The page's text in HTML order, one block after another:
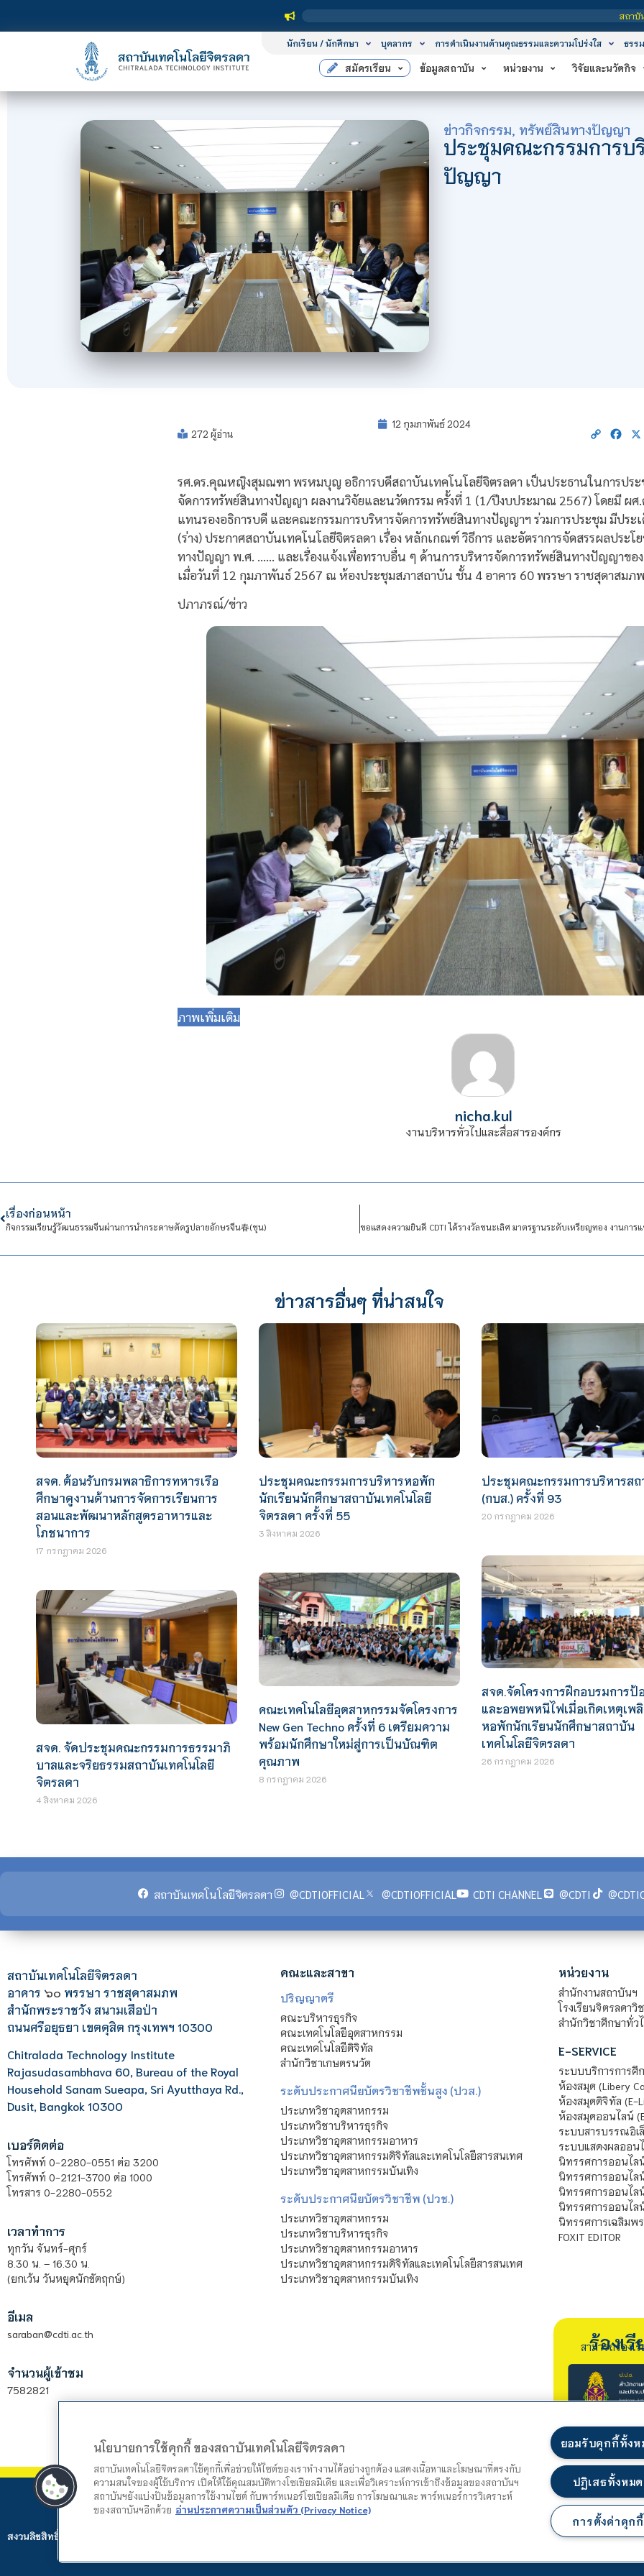
สถาบันเทคโนโลยีจิตรล
นักเรียน / นักศึกษา บุคลากร การดำเนินงานด้านคุณธรรมและความโปร่งใส ธรร
สมัครเรียน ข้อมูลสถาบัน หน่วยงาน วิจัยและนวัตกิจ
ข่าวกิจกรรม, ทรัพย์สินทางปัญญา
ประชุมคณะกรรมการบ
ปัญญา
272 ผู้อ่าน
12 กุมภาพันธ์ 2024
Copy
รศ.ดร.คุณหญิงสุมณฑา พรหมบุญ อธิการบดีสถาบันเทคโนโลยีจิตรลดา เป็นประธานในการปร
จัดการทรัพย์สินทางปัญญา ผลงานวิจัยและนวัตกรรม ครั้งที่ 1 (1/ปีงบประมาณ 2567) โดยมี ผศ
แทนรองอธิการบดี และคณะกรรมการบริหารจัดการทรัพย์สินทางปัญญาฯ ร่วมการประชุม มีปร
(ร่าง) ประกาศสถาบันเทคโนโลยีจิตรลดา เรื่อง หลักเกณฑ์ วิธีการ และอัตราการจัดสรรผลประ
ทางปัญญา พ.ศ. …… และเรื่องแจ้งเพื่อทราบอื่น ๆ ด้านการบริหารจัดการทรัพย์สินทางปัญญาขอ
เมื่อวันที่ 12 กุมภาพันธ์ 2567 ณ ห้องประชุมสภาสถาบัน ชั้น 4 อาคาร 60 พรรษา ราชสุดาสมภ
ปภาภรณ์/ข่าว
ภาพเพิ่มเติม
nicha.kul
งานบริหารทั่วไปและสื่อสารองค์กร
เรื่องก่อนหน้า
กิจกรรมเรียนรู้วัฒนธรรมจีนผ่านการนำกระดาษตัดรูปลายอักษรจีน春(ชุน)
ข่าวสารอื่นๆ ที่น่าสนใจ
สจด. ต้อนรับกรมพลาธิการทหารเรือ
ศึกษาดูงานด้านการจัดการเรียนการ
สอนและพัฒนาหลักสูตรอาหารและ
โภชนาการ
17 กรกฎาคม 2026
ประชุมคณะกรรมการบริหารหอพัก
นักเรียนนักศึกษาสถาบันเทคโนโลยี
จิตรลดา ครั้งที่ 55
3 สิงหาคม 2026
ประชุมคณะกรรมการบริหารส
(กบส.) ครั้งที่ 93
20 กรกฎาคม 2026
สจด. จัดประชุมคณะกรรมการธรรมาภิ
บาลและจริยธรรมสถาบันเทคโนโลยี
จิตรลดา
4 สิงหาคม 2026
คณะเทคโนโลยีอุตสาหกรรมจัดโครงการ
New Gen Techno ครั้งที่ 6 เตรียมความ
พร้อมนักศึกษาใหม่สู่การเป็นบัณฑิต
คุณภาพ
8 กรกฎาคม 2026
สจด.จัดโครงการฝึกอบรมการป้
และอพยพหนีไฟเมื่อเกิดเหตุเพ
หอพักนักเรียนนักศึกษาสถาบัน
เทคโนโลยีจิตรลดา
26 กรกฎาคม 2026
สถาบันเทคโนโลยีจิตรลดา @CDTIOFFICIAL @CDTIOFFICIAL CDTI CHANNEL @CDTI
สถาบันเทคโนโลยีจิตรลดา
อาคาร ๖๐ พรรษา ราชสุดาสมภพ
สำนักพระราชวัง สนามเสือป่า
ถนนศรีอยุธยา เขตดุสิต กรุงเทพฯ 10300
Chitralada Technology Institute
Rajasudasambhava 60, Bureau of the Royal
Household Sanam Sueapa, Sri Ayutthaya Rd.,
Dusit, Bangkok 10300
เบอร์ติดต่อ
โทรศัพท์ 0-2280-0551 ต่อ 3200
โทรศัพท์ 0-2121-3700 ต่อ 1000
โทรสาร 0-2280-0552
เวลาทำการ
ทุกวัน จันทร์-ศุกร์
8.30 น. – 16.30 น.
(ยกเว้น วันหยุดนักขัตฤกษ์)
อีเมล
saraban@cdti.ac.th
จำนวนผู้เข้าชม
7582821
คณะและสาขา
ปริญญาตรี
คณะบริหารธุรกิจ
คณะเทคโนโลยีอุตสาหกรรม
คณะเทคโนโลยีดิจิทัล
สำนักวิชาเกษตรนวัต
ระดับประกาศนียบัตรวิชาชีพชั้นสูง (ปวส.)
ประเภทวิชาอุตสาหกรรม
ประเภทวิชาบริหารธุรกิจ
ประเภทวิชาอุตสาหกรรมอาหาร
ประเภทวิชาอุตสาหกรรมดิจิทัลและเทคโนโลยีสารสนเทศ
ประเภทวิชาอุตสาหกรรมบันเทิง
ระดับประกาศนียบัตรวิชาชีพ (ปวช.)
ประเภทวิชาอุตสาหกรรม
ประเภทวิชาบริหารธุรกิจ
ประเภทวิชาอุตสาหกรรมอาหาร
ประเภทวิชาอุตสาหกรรมดิจิทัลและเทคโนโลยีสารสนเทศ
ประเภทวิชาอุตสาหกรรมบันเทิง
หน่วยงาน
สำนักงานสถาบันฯ
โรงเรียนจิตรลดาวิ
สำนักวิชาศึกษาทั่ว
E-SERVICE
ระบบบริการการศึก
ห้องสมุด (Libery
ห้องสมุดดิจิทัล (E-
ห้องสมุดออนไลน์
ระบบสารบรรณอิเ
ระบบแสดงผลออน
นิทรรศการออนไล
นิทรรศการออนไล
นิทรรศการออนไล
นิทรรศการออนไล
นิทรรศการเฉลิมพ
FOXIT EDITOR
ร้องเ
สามารถร้อง
สงวนลิขสิทธิ์ © 2024 สถาบันเทคโนโลยีจิตรลดา. Web by นโยบายความเป็นส่วนตัว
นโยบายการใช้คุกกี้ ของสถาบันเทคโนโลยีจิตรลดา
สถาบันเทคโนโลยีจิตรลดาใช้คุกกี้เพื่อช่วยให้ไซต์ของเราทำงานได้อย่างถูกต้อง แสดงเนื้อหาและโฆษณาที่ตรงกับ
ความสนใจของผู้ใช้บริการ เปิดให้ใช้คุณสมบัติทางโซเชียลมีเดีย และเพื่อวิเคราะห์การเข้าถึงข้อมูลของสถาบันฯ
สถาบันฯยังแบ่งปันข้อมูลการใช้งานไซต์ กับพาร์ทเนอร์โซเชียลมีเดีย การโฆษณาและ พาร์ทเนอร์การวิเคราะห์
ของสถาบันฯอีกด้วย อ่านประกาศความเป็นส่วนตัว (Privacy Notice)
ยอมรับคุกกี้ทั้งห
ปฏิเสธทั้งหมด
การตั้งค่าคุกกี้